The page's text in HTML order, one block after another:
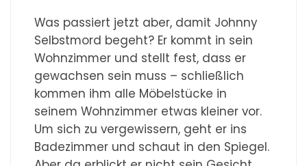
Was passiert jetzt aber, damit Johnny
Selbstmord begeht? Er kommt in sein
Wohnzimmer und stellt fest, dass er
gewachsen sein muss – schließlich
kommen ihm alle Möbelstücke in
seinem Wohnzimmer etwas kleiner vor.
Um sich zu vergewissern, geht er ins
Badezimmer und schaut in den Spiegel.